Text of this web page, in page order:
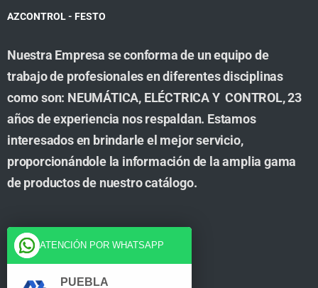
AZCONTROL - FESTO
Nuestra Empresa se conforma de un equipo de
trabajo de profesionales en diferentes disciplinas
como son: NEUMÁTICA, ELÉCTRICA Y CONTROL, 23
años de experiencia nos respaldan. Estamos
interesados en brindarle el mejor servicio,
proporcionándole la información de la amplia gama
de productos de nuestro catálogo.
Cuenta
Tienda
ATENCIÓN POR WHATSAPP
PUEBLA